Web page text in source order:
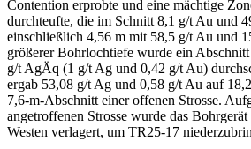
Contention erprobte und eine mächtige
durchteufte, die im Schnitt 8,1 g/t Au und
einschließlich 4,56 m mit 58,5 g/t Au und
größerer Bohrlochtiefe wurde ein
g/t AgÄq (1 g/t Ag und 0,42 g/t Au)
ergab 53,08 g/t Ag und 0,58 g/t Au auf
7,6-m-Abschnitt einer offenen Strosse.
angetroffenen Strosse wurde das
Westen verlagert, um TR25-17